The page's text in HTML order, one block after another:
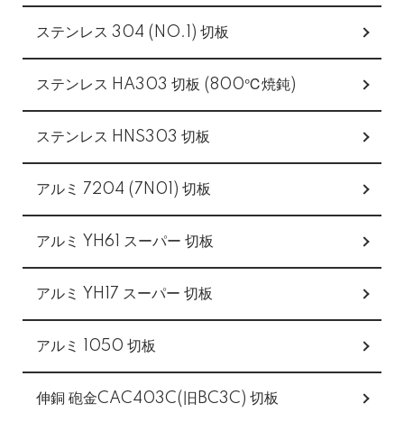
ステンレス 304 (NO.1) 切板
ステンレス HA303 切板 (800℃焼鈍)
ステンレス HNS303 切板
アルミ 7204 (7N01) 切板
アルミ YH61 スーパー 切板
アルミ YH17 スーパー 切板
アルミ 1050 切板
伸銅 砲金CAC403C(旧BC3C) 切板